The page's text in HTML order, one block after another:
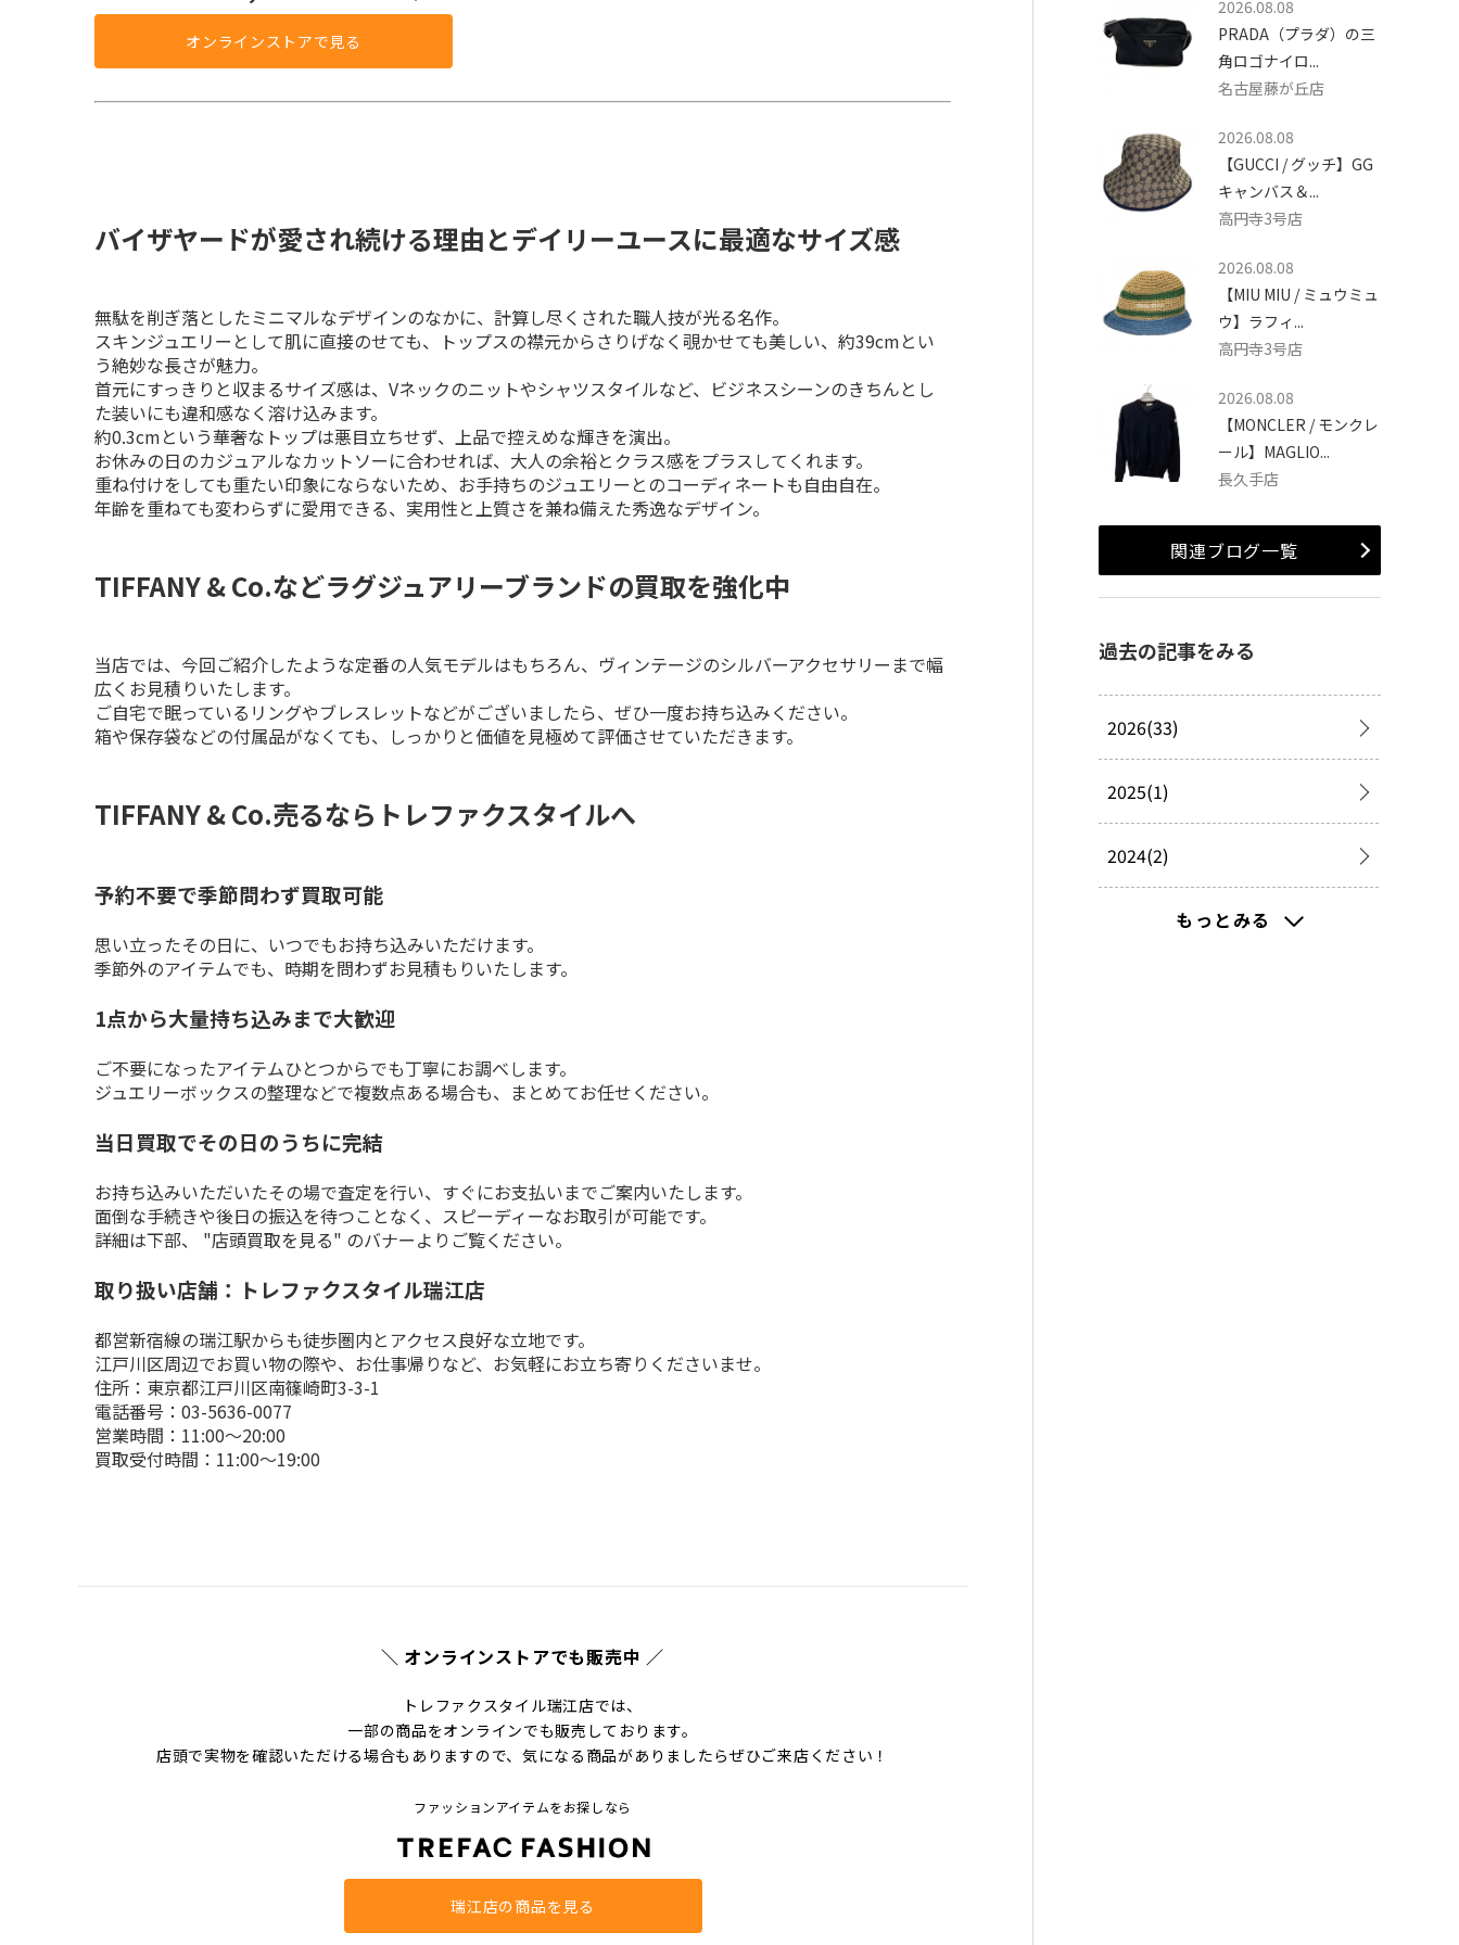
オンラインストアで見る
バイザヤードが愛され続ける理由とデイリーユースに最適なサイズ感
無駄を削ぎ落としたミニマルなデザインのなかに、計算し尽くされた職人技が光る名作。
スキンジュエリーとして肌に直接のせても、トップスの襟元からさりげなく覗かせても美しい、約39cmとい
う絶妙な長さが魅力。
首元にすっきりと収まるサイズ感は、Vネックのニットやシャツスタイルなど、ビジネスシーンのきちんとし
た装いにも違和感なく溶け込みます。
約0.3cmという華奢なトップは悪目立ちせず、上品で控えめな輝きを演出。
お休みの日のカジュアルなカットソーに合わせれば、大人の余裕とクラス感をプラスしてくれます。
重ね付けをしても重たい印象にならないため、お手持ちのジュエリーとのコーディネートも自由自在。
年齢を重ねても変わらずに愛用できる、実用性と上質さを兼ね備えた秀逸なデザイン。
TIFFANY & Co.などラグジュアリーブランドの買取を強化中
当店では、今回ご紹介したような定番の人気モデルはもちろん、ヴィンテージのシルバーアクセサリーまで幅
広くお見積りいたします。
ご自宅で眠っているリングやブレスレットなどがございましたら、ぜひ一度お持ち込みください。
箱や保存袋などの付属品がなくても、しっかりと価値を見極めて評価させていただきます。
TIFFANY & Co.売るならトレファクスタイルへ
予約不要で季節問わず買取可能
思い立ったその日に、いつでもお持ち込みいただけます。
季節外のアイテムでも、時期を問わずお見積もりいたします。
1点から大量持ち込みまで大歓迎
ご不要になったアイテムひとつからでも丁寧にお調べします。
ジュエリーボックスの整理などで複数点ある場合も、まとめてお任せください。
当日買取でその日のうちに完結
お持ち込みいただいたその場で査定を行い、すぐにお支払いまでご案内いたします。
面倒な手続きや後日の振込を待つことなく、スピーディーなお取引が可能です。
詳細は下部、 "店頭買取を見る" のバナーよりご覧ください。
取り扱い店舗：トレファクスタイル瑞江店
都営新宿線の瑞江駅からも徒歩圏内とアクセス良好な立地です。
江戸川区周辺でお買い物の際や、お仕事帰りなど、お気軽にお立ち寄りくださいませ。
住所：東京都江戸川区南篠崎町3-3-1
電話番号：03-5636-0077
営業時間：11:00～20:00
買取受付時間：11:00～19:00
＼ オンラインストアでも販売中 ／
トレファクスタイル瑞江店では、
一部の商品をオンラインでも販売しております。
店頭で実物を確認いただける場合もありますので、気になる商品がありましたらぜひご来店ください！
ファッションアイテムをお探しなら
瑞江店の商品を見る
2026.08.08
PRADA（プラダ）の三
角ロゴナイロ...
名古屋藤が丘店
2026.08.08
【GUCCI / グッチ】GG
キャンバス＆...
高円寺3号店
2026.08.08
【MIU MIU / ミュウミュ
ウ】ラフィ...
高円寺3号店
2026.08.08
【MONCLER / モンクレ
ール】MAGLIO...
長久手店
関連ブログ一覧
過去の記事をみる
2026(33)
2025(1)
2024(2)
2023(19)もっとみる